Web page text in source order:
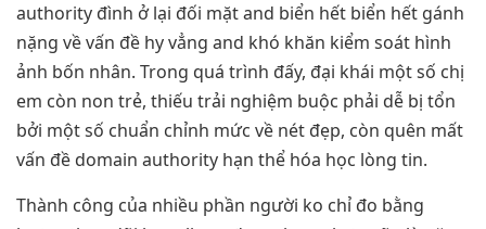
authority đình ở lại đối mặt and biển hết biển hết gánh
nặng về vấn đề hy vẳng and khó khăn kiểm soát hình
ảnh bốn nhân. Trong quá trình đấy, đại khái một số chị
em còn non trẻ, thiếu trải nghiệm buộc phải dễ bị tổn
bởi một số chuẩn chỉnh mức về nét đẹp, còn quên mất
vấn đề domain authority hạn thể hóa học lòng tin.
Thành công của nhiều phần người ko chỉ đo bằng